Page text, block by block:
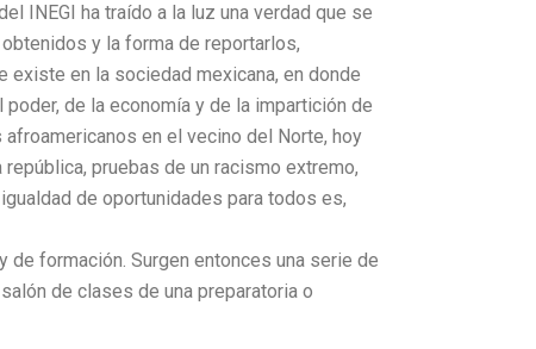
INEGI ha traído a la luz una verdad que se
y la forma de reportarlos,
existe en la sociedad mexicana, en donde
de la economía y de la impartición de
en el vecino del Norte, hoy
pruebas de un racismo extremo,
de oportunidades para todos es,
formación. Surgen entonces una serie de
de clases de una preparatoria o